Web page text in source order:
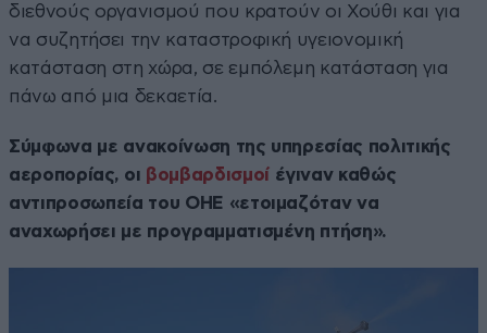
διεθνούς οργανισμού που κρατούν οι Χούθι και για
να συζητήσει την καταστροφική υγειονομική
κατάσταση στη χώρα, σε εμπόλεμη κατάσταση για
πάνω από μια δεκαετία.
Σύμφωνα με ανακοίνωση της υπηρεσίας πολιτικής
αεροπορίας, οι βομβαρδισμοί έγιναν καθώς
αντιπροσωπεία του ΟΗΕ «ετοιμαζόταν να
αναχωρήσει με προγραμματισμένη πτήση».